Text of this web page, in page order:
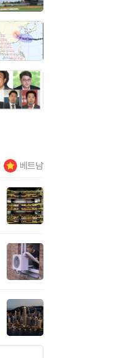
베트남